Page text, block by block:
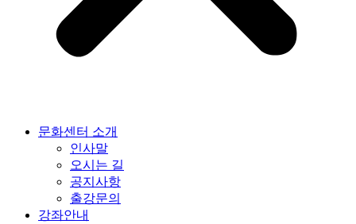
문화센터 소개
인사말
오시는 길
공지사항
출강문의
강좌안내